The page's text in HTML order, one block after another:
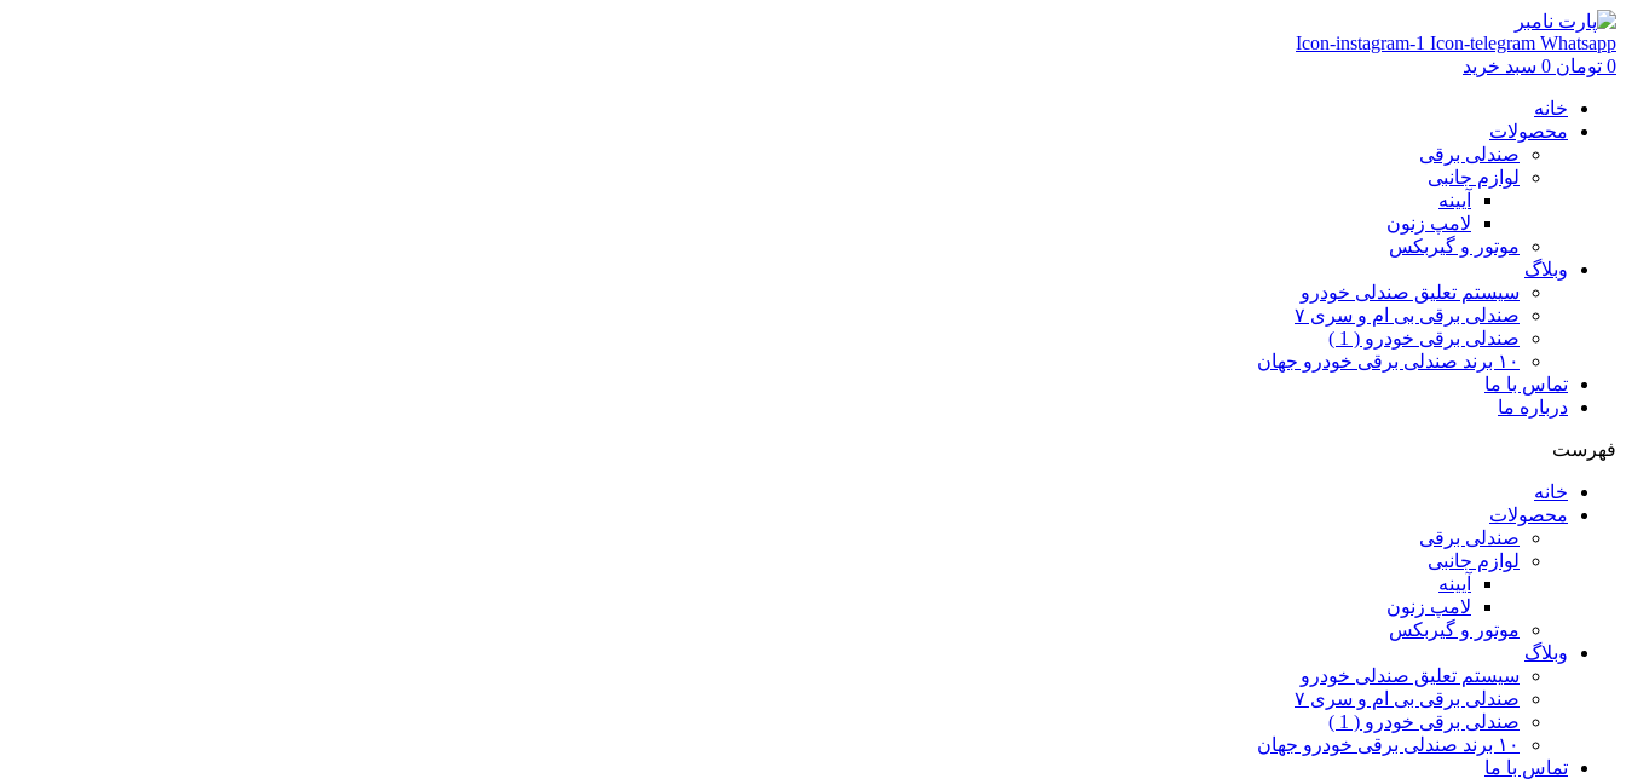
Icon-instagram-1 Icon-telegram Whatsapp
0 تومان 0 سبد خرید
خانه
محصولات
صندلی برقی
لوازم جانبی
آیینه
لامپ زنون
موتور و گیربکس
وبلاگ
سیستم تعلیق صندلی خودرو
صندلی برقی بی ام و سری ۷
صندلی برقی خودرو ( 1 )
۱۰ برند صندلی برقی خودرو جهان
تماس با ما
درباره ما
فهرست
خانه
محصولات
صندلی برقی
لوازم جانبی
آیینه
لامپ زنون
موتور و گیربکس
وبلاگ
سیستم تعلیق صندلی خودرو
صندلی برقی بی ام و سری ۷
صندلی برقی خودرو ( 1 )
۱۰ برند صندلی برقی خودرو جهان
تماس با ما